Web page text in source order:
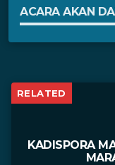
ACARA AKAN
RELATED
KADISPORA